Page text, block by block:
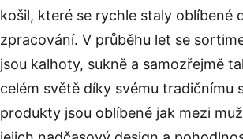
košil, které se rychle staly oblíbené
zpracování. V průběhu let se
jsou kalhoty, sukně a samozřejmě
celém světě díky svému tradičnímu
produkty jsou oblíbené jak mezi